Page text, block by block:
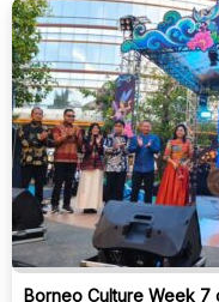
Borneo Culture Week 7